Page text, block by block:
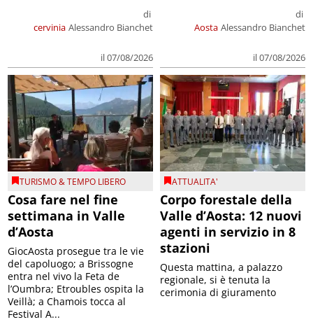
cervinia
di
Alessandro Bianchet
il 07/08/2026
Aosta
di
Alessandro Bianchet
il 07/08/2026
TURISMO & TEMPO LIBERO
Cosa fare nel fine
settimana in Valle
d’Aosta
GiocAosta prosegue tra le vie
del capoluogo; a Brissogne
entra nel vivo la Feta de
l’Oumbra; Etroubles ospita la
Veillà; a Chamois tocca al
Festival A...
ATTUALITA'
Corpo forestale della
Valle d’Aosta: 12 nuovi
agenti in servizio in 8
stazioni
Questa mattina, a palazzo
regionale, si è tenuta la
cerimonia di giuramento